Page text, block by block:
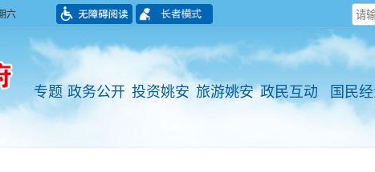
六
专题 政务公开 投资姚安 旅游姚安 政民互动 国民